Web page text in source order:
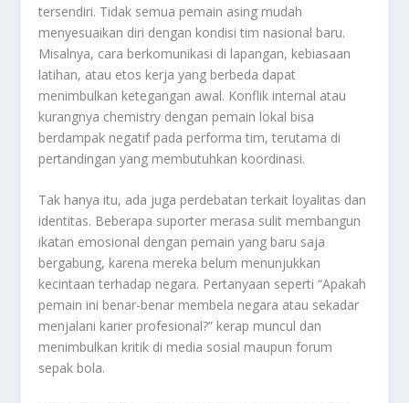
tersendiri. Tidak semua pemain asing mudah
menyesuaikan diri dengan kondisi tim nasional baru.
Misalnya, cara berkomunikasi di lapangan, kebiasaan
latihan, atau etos kerja yang berbeda dapat
menimbulkan ketegangan awal. Konflik internal atau
kurangnya chemistry dengan pemain lokal bisa
berdampak negatif pada performa tim, terutama di
pertandingan yang membutuhkan koordinasi.
Tak hanya itu, ada juga perdebatan terkait loyalitas dan
identitas. Beberapa suporter merasa sulit membangun
ikatan emosional dengan pemain yang baru saja
bergabung, karena mereka belum menunjukkan
kecintaan terhadap negara. Pertanyaan seperti “Apakah
pemain ini benar-benar membela negara atau sekadar
menjalani karier profesional?” kerap muncul dan
menimbulkan kritik di media sosial maupun forum
sepak bola.